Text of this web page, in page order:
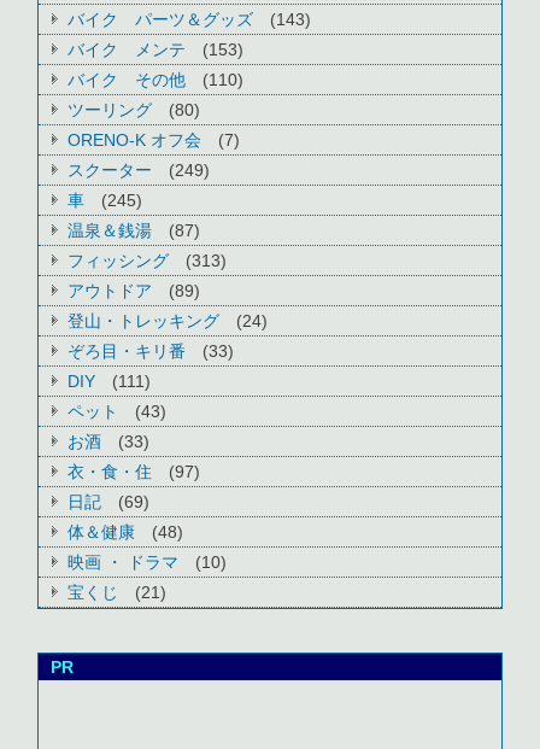
バイク パーツ＆グッズ
(143)
バイク メンテ
(153)
バイク その他
(110)
ツーリング
(80)
ORENO-K オフ会
(7)
スクーター
(249)
車
(245)
温泉＆銭湯
(87)
フィッシング
(313)
アウトドア
(89)
登山・トレッキング
(24)
ぞろ目・キリ番
(33)
DIY
(111)
ペット
(43)
お酒
(33)
衣・食・住
(97)
日記
(69)
体＆健康
(48)
映画 ・ ドラマ
(10)
宝くじ
(21)
PR